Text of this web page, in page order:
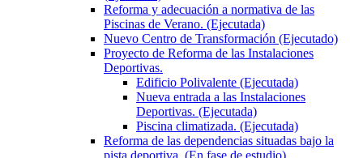
Reforma y adecuación a normativa de las
Piscinas de Verano. (Ejecutada)
Nuevo Centro de Transformación (Ejecutado)
Proyecto de Reforma de las Instalaciones
Deportivas.
Edificio Polivalente (Ejecutada)
Nueva entrada a las Instalaciones
Deportivas. (Ejecutada)
Piscina climatizada. (Ejecutada)
Reforma de las dependencias situadas bajo la
pista deportiva. (En fase de estudio)